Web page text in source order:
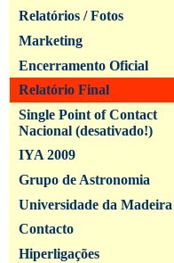
Relatórios / Fotos
Marketing
Encerramento Oficial
Relatório Final
Single Point of Contact
Nacional (desativado!)
IYA 2009
Grupo de Astronomia
Universidade da Madeira
Contacto
Hiperligações